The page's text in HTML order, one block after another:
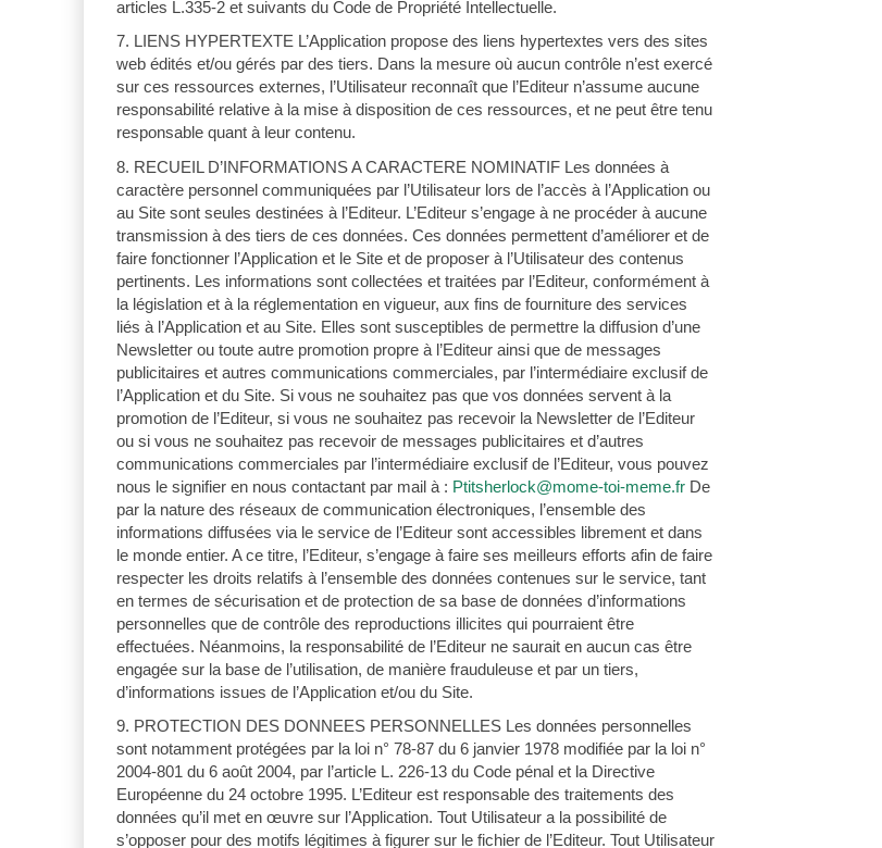
articles L.335-2 et suivants du Code de Propriété Intellectuelle.
7. LIENS HYPERTEXTE L’Application propose des liens hypertextes vers des sites
web édités et/ou gérés par des tiers. Dans la mesure où aucun contrôle n’est exercé
sur ces ressources externes, l’Utilisateur reconnaît que l’Editeur n’assume aucune
responsabilité relative à la mise à disposition de ces ressources, et ne peut être tenu
responsable quant à leur contenu.
8. RECUEIL D’INFORMATIONS A CARACTERE NOMINATIF Les données à
caractère personnel communiquées par l’Utilisateur lors de l’accès à l’Application ou
au Site sont seules destinées à l’Editeur. L’Editeur s’engage à ne procéder à aucune
transmission à des tiers de ces données. Ces données permettent d’améliorer et de
faire fonctionner l’Application et le Site et de proposer à l’Utilisateur des contenus
pertinents. Les informations sont collectées et traitées par l’Editeur, conformément à
la législation et à la réglementation en vigueur, aux fins de fourniture des services
liés à l’Application et au Site. Elles sont susceptibles de permettre la diffusion d’une
Newsletter ou toute autre promotion propre à l’Editeur ainsi que de messages
publicitaires et autres communications commerciales, par l’intermédiaire exclusif de
l’Application et du Site. Si vous ne souhaitez pas que vos données servent à la
promotion de l’Editeur, si vous ne souhaitez pas recevoir la Newsletter de l’Editeur
ou si vous ne souhaitez pas recevoir de messages publicitaires et d’autres
communications commerciales par l’intermédiaire exclusif de l’Editeur, vous pouvez
nous le signifier en nous contactant par mail à : Ptitsherlock@mome-toi-meme.fr De
par la nature des réseaux de communication électroniques, l’ensemble des
informations diffusées via le service de l’Editeur sont accessibles librement et dans
le monde entier. A ce titre, l’Editeur, s’engage à faire ses meilleurs efforts afin de faire
respecter les droits relatifs à l’ensemble des données contenues sur le service, tant
en termes de sécurisation et de protection de sa base de données d’informations
personnelles que de contrôle des reproductions illicites qui pourraient être
effectuées. Néanmoins, la responsabilité de l’Editeur ne saurait en aucun cas être
engagée sur la base de l’utilisation, de manière frauduleuse et par un tiers,
d’informations issues de l’Application et/ou du Site.
9. PROTECTION DES DONNEES PERSONNELLES Les données personnelles
sont notamment protégées par la loi n° 78-87 du 6 janvier 1978 modifiée par la loi n°
2004-801 du 6 août 2004, par l’article L. 226-13 du Code pénal et la Directive
Européenne du 24 octobre 1995. L’Editeur est responsable des traitements des
données qu’il met en œuvre sur l’Application. Tout Utilisateur a la possibilité de
s’opposer pour des motifs légitimes à figurer sur le fichier de l’Editeur. Tout Utilisateur